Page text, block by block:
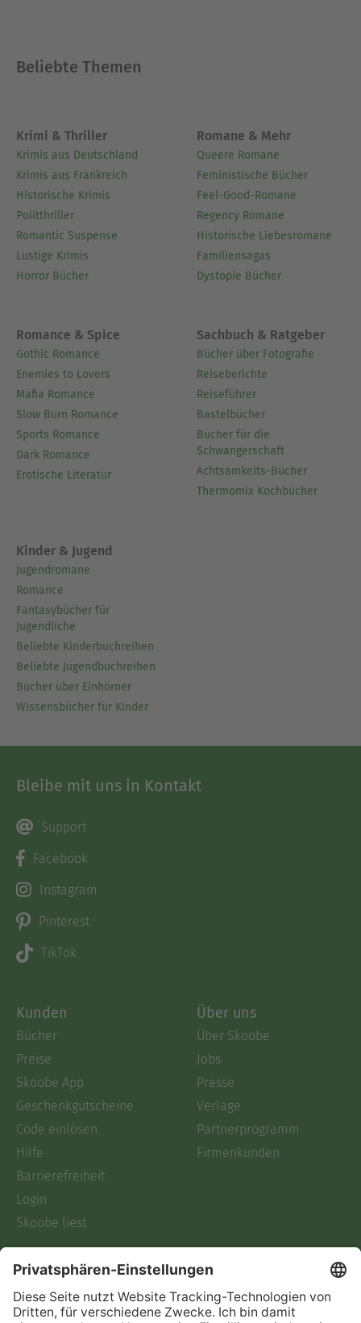
Beliebte Themen
Krimi & Thriller
Krimis aus Deutschland
Krimis aus Frankreich
Historische Krimis
Politthriller
Romantic Suspense
Lustige Krimis
Horror Bücher
Romane & Mehr
Queere Romane
Feministische Bücher
Feel-Good-Romane
Regency Romane
Historische Liebesromane
Familiensagas
Dystopie Bücher
Romance & Spice
Gothic Romance
Enemies to Lovers
Mafia Romance
Slow Burn Romance
Sports Romance
Dark Romance
Erotische Literatur
Sachbuch & Ratgeber
Bücher über Fotografie
Reiseberichte
Reiseführer
Bastelbücher
Bücher für die
Schwangerschaft
Achtsamkeits-Bücher
Thermomix Kochbücher
Kinder & Jugend
Jugendromane
Romance
Fantasybücher für
Jugendliche
Beliebte Kinderbuchreihen
Beliebte Jugendbuchreihen
Bücher über Einhörner
Wissensbücher für Kinder
Bleibe mit uns in Kontakt
Support
Facebook
Instagram
Pinterest
TikTok
Kunden
Bücher
Preise
Skoobe App
Geschenkgutscheine
Code einlösen
Hilfe
Barrierefreiheit
Login
Skoobe liest
Über uns
Über Skoobe
Jobs
Presse
Verlage
Partnerprogramm
Firmenkunden
Rechtliches
Datenschutz